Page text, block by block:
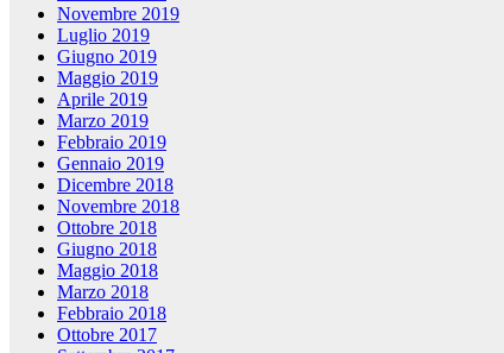
Novembre 2019
Luglio 2019
Giugno 2019
Maggio 2019
Aprile 2019
Marzo 2019
Febbraio 2019
Gennaio 2019
Dicembre 2018
Novembre 2018
Ottobre 2018
Giugno 2018
Maggio 2018
Marzo 2018
Febbraio 2018
Ottobre 2017